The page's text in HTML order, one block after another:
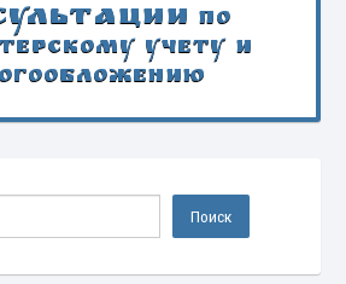
по
учету и